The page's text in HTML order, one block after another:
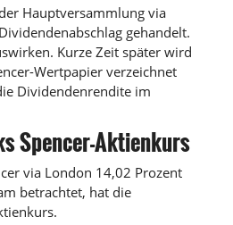
Hauptversammlung via
gehandelt.
Kurze Zeit später wird
Wertpapier verzeichnet
Dividendenrendite im
Spencer-Aktienkurs
via London 14,02 Prozent
betrachtet, hat die